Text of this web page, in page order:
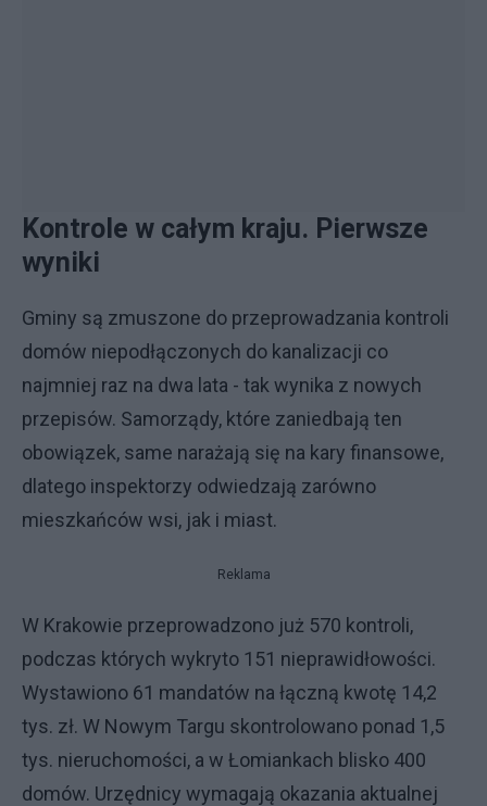
Kontrole w całym kraju. Pierwsze
wyniki
Gminy są zmuszone do przeprowadzania kontroli
domów niepodłączonych do kanalizacji co
najmniej raz na dwa lata - tak wynika z nowych
przepisów. Samorządy, które zaniedbają ten
obowiązek, same narażają się na kary finansowe,
dlatego inspektorzy odwiedzają zarówno
mieszkańców wsi, jak i miast.
Reklama
W Krakowie przeprowadzono już 570 kontroli,
podczas których wykryto 151 nieprawidłowości.
Wystawiono 61 mandatów na łączną kwotę 14,2
tys. zł. W Nowym Targu skontrolowano ponad 1,5
tys. nieruchomości, a w Łomiankach blisko 400
domów. Urzędnicy wymagają okazania aktualnej